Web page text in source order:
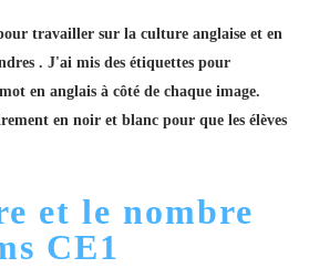
travailler sur la culture anglaise et en
. J'ai mis des étiquettes pour
en anglais à côté de chaque image.
en noir et blanc pour que les élèves
et le nombre
CE1